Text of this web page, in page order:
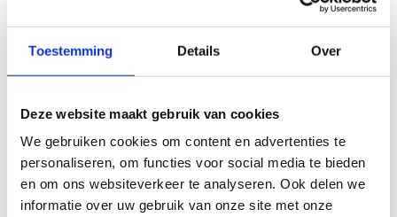
Toestemming Details Over
Deze website maakt gebruik van cookies
We gebruiken cookies om content en advertenties te
personaliseren, om functies voor social media te bieden
en om ons websiteverkeer te analyseren. Ook delen we
informatie over uw gebruik van onze site met onze